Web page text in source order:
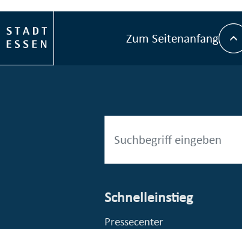
Zum Seitenanfang
Schnelleinstieg
Pressecenter
© Stadt Essen, Presse- und Kommunikationsamt